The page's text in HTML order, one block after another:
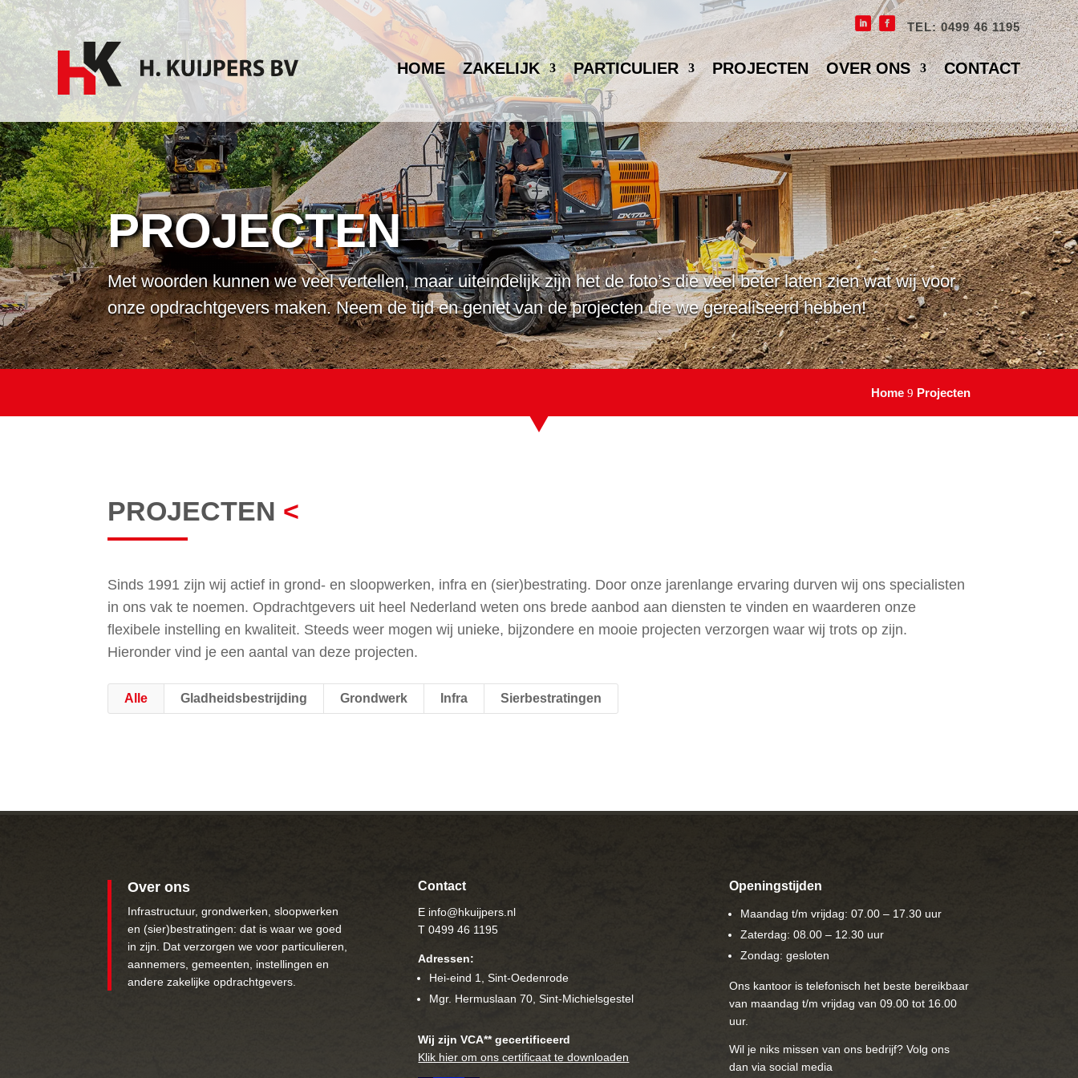
TEL: 0499 46 1195
HOME ZAKELIJK PARTICULIER PROJECTEN OVER ONS CONTACT
PROJECTEN
Met woorden kunnen we veel vertellen, maar uiteindelijk zijn het de foto’s die veel beter laten zien wat wij voor
onze opdrachtgevers maken. Neem de tijd en geniet van de projecten die we gerealiseerd hebben!
Home 9 Projecten
PROJECTEN <
Sinds 1991 zijn wij actief in grond- en sloopwerken, infra en (sier)bestrating. Door onze jarenlange ervaring durven wij ons specialisten
in ons vak te noemen. Opdrachtgevers uit heel Nederland weten ons brede aanbod aan diensten te vinden en waarderen onze
flexibele instelling en kwaliteit. Steeds weer mogen wij unieke, bijzondere en mooie projecten verzorgen waar wij trots op zijn.
Hieronder vind je een aantal van deze projecten.
Alle Gladheidsbestrijding Grondwerk Infra Sierbestratingen
Over ons
Infrastructuur, grondwerken, sloopwerken
en (sier)bestratingen: dat is waar we goed
in zijn. Dat verzorgen we voor particulieren,
aannemers, gemeenten, instellingen en
andere zakelijke opdrachtgevers.
Contact
E info@hkuijpers.nl
T 0499 46 1195
Adressen:
Hei-eind 1, Sint-Oedenrode
Mgr. Hermuslaan 70, Sint-Michielsgestel
Wij zijn VCA** gecertificeerd
Klik hier om ons certificaat te downloaden
Openingstijden
Maandag t/m vrijdag: 07.00 – 17.30 uur
Zaterdag: 08.00 – 12.30 uur
Zondag: gesloten
Ons kantoor is telefonisch het beste bereikbaar
van maandag t/m vrijdag van 09.00 tot 16.00
uur.
Wil je niks missen van ons bedrijf? Volg ons
dan via social media